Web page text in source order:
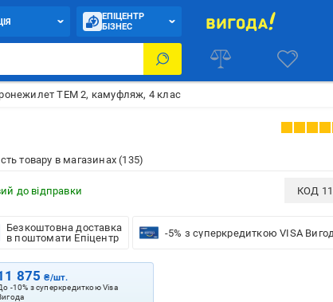
ЕПІЦЕНТР
БІЗНЕС
ТЕМ 2, камуфляж, 4 клас
товару в магазинах (135)
до відправки КОД
Безкоштовна доставка
в поштомати Епіцентр
-5% з суперкредиткою VISA
875₴/шт.
-10% з суперкредиткою Visa